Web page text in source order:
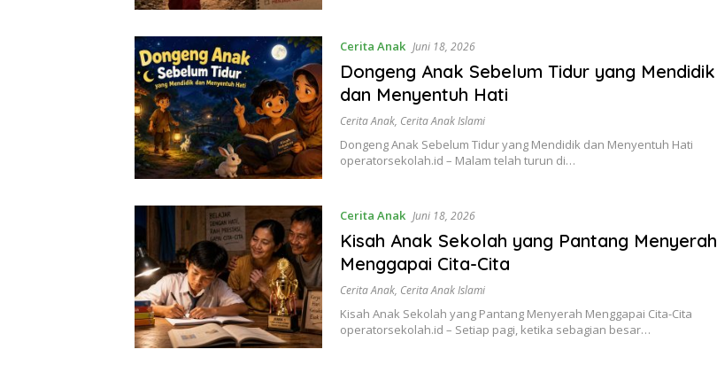
Cerita Anak Juni 18, 2026
Dongeng Anak Sebelum Tidur yang Mendidik
dan Menyentuh Hati
Cerita Anak, Cerita Anak Islami
Dongeng Anak Sebelum Tidur yang Mendidik dan Menyentuh Hati
operatorsekolah.id – Malam telah turun di…
Cerita Anak Juni 18, 2026
Kisah Anak Sekolah yang Pantang Menyerah
Menggapai Cita-Cita
Cerita Anak, Cerita Anak Islami
Kisah Anak Sekolah yang Pantang Menyerah Menggapai Cita-Cita
operatorsekolah.id – Setiap pagi, ketika sebagian besar…